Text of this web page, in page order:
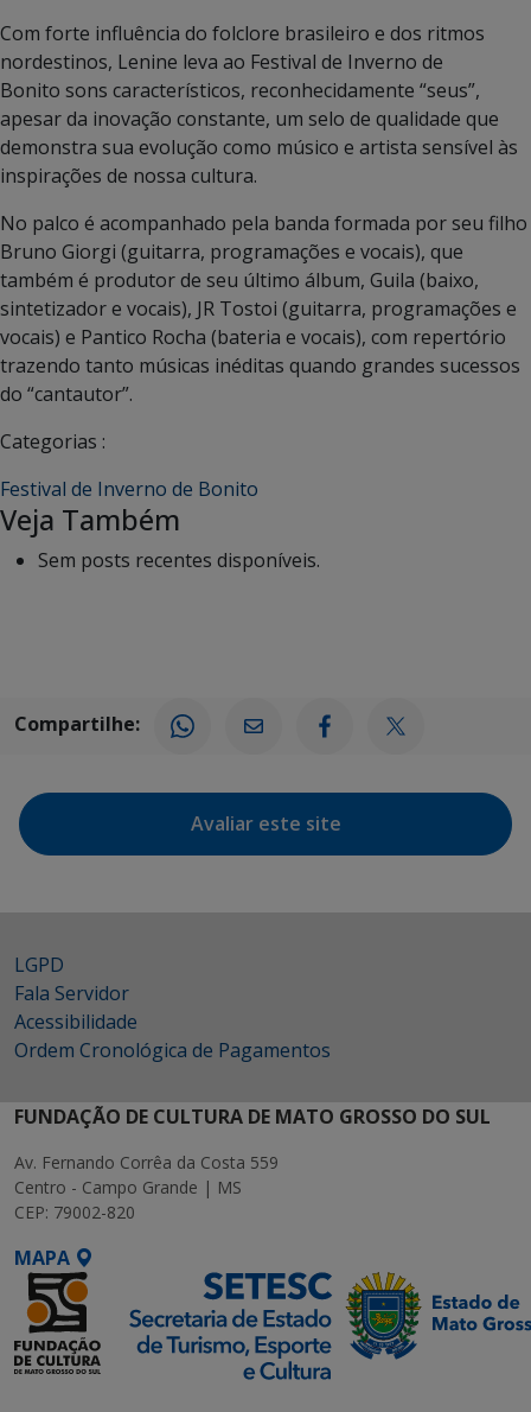
Com forte influência do folclore brasileiro e dos ritmos
nordestinos, Lenine leva ao Festival de Inverno de
Bonito sons característicos, reconhecidamente “seus”,
apesar da inovação constante, um selo de qualidade que
demonstra sua evolução como músico e artista sensível às
inspirações de nossa cultura.
No palco é acompanhado pela banda formada por seu filho
Bruno Giorgi (guitarra, programações e vocais), que
também é produtor de seu último álbum, Guila (baixo,
sintetizador e vocais), JR Tostoi (guitarra, programações e
vocais) e Pantico Rocha (bateria e vocais), com repertório
trazendo tanto músicas inéditas quando grandes sucessos
do “cantautor”.
Categorias :
Festival de Inverno de Bonito
Veja Também
Sem posts recentes disponíveis.
Compartilhe:
Avaliar este site
LGPD
Fala Servidor
Acessibilidade
Ordem Cronológica de Pagamentos
FUNDAÇÃO DE CULTURA DE MATO GROSSO DO SUL
Av. Fernando Corrêa da Costa 559
Centro - Campo Grande | MS
CEP: 79002-820
MAPA